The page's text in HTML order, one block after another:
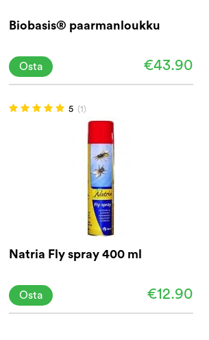
Biobasis® paarmanloukku
€43.90
Osta
5 (1)
Natria Fly spray 400 ml
€12.90
Osta